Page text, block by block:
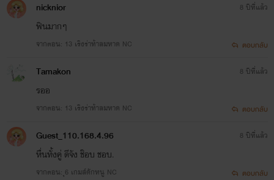
ตั้งแต่เริ่ม เหยียนอวี้จึงทำทุกทางเพื่อปกป้องตัวเองให้พ้นจากการแต่งงานครั้งนี้
ด้วยรัก
พูดคุยกันได้ที่เพจนี้นะคะ
https://www.facebook.com/kit.ya.426074?mibextid=LQQJ4d
nicknior
ฟินมากๆ
จากตอน: 13 เริงร่าท้าลมหาด NC
8 ปีที่แล้ว
ตอบกลับ
Tamakon
รออ
จากตอน: 13 เริงร่าท้าลมหาด NC
8 ปีที่แล้ว
ตอบกลับ
Guest_110.168.4.96
หื่นทั้งคู่ ดีจัง ช๊อบ ชอบ.
จากตอน: ุ6 เกมส์ดักหนู NC
8 ปีที่แล้ว
ตอบกลับ